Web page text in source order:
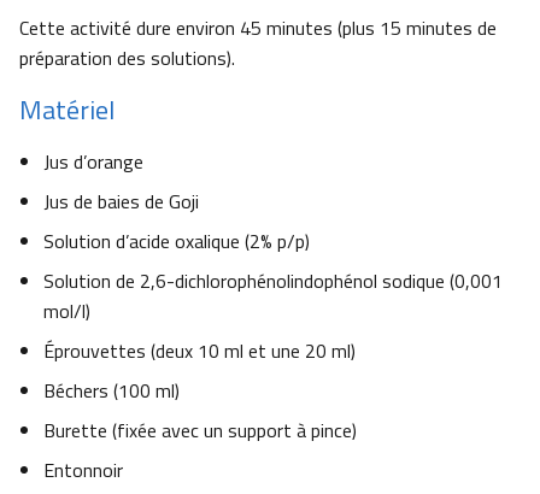
Cette activité dure environ 45 minutes (plus 15 minutes de
préparation des solutions).
Matériel
Jus d’orange
Jus de baies de Goji
Solution d’acide oxalique (2% p/p)
Solution de 2,6-dichlorophénolindophénol sodique (0,001
mol/l)
Éprouvettes (deux 10 ml et une 20 ml)
Béchers (100 ml)
Burette (fixée avec un support à pince)
Entonnoir